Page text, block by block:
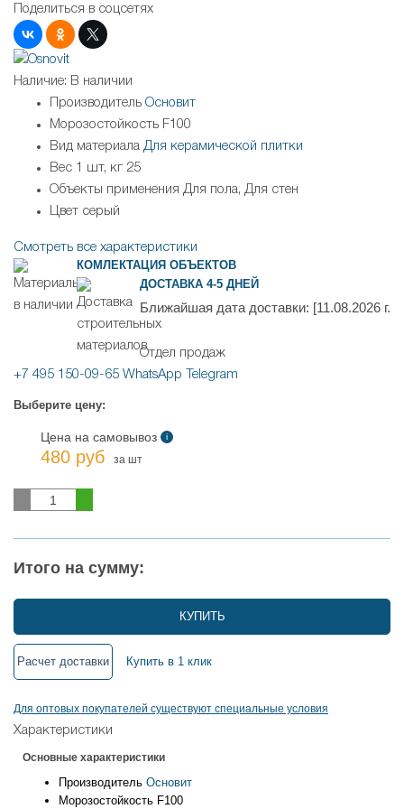
Поделиться в соцсетях
Наличие: В наличии
Производитель Основит
Морозостойкость F100
Вид материала Для керамической плитки
Вес 1 шт, кг 25
Объекты применения Для пола, Для стен
Цвет серый
Смотреть все характеристики
КОМЛЕКТАЦИЯ ОБЪЕКТОВ
ДОСТАВКА 4-5 ДНЕЙ
Ближайшая дата доставки: [11.08.2026 г.
Отдел продаж
+7 495 150-09-65 WhatsApp Telegram
Выберите цену:
Цена на самовывоз i
480 руб за шт
Итого на сумму:
КУПИТЬ
Расчет доставки Купить в 1 клик
Для оптовых покупателей существуют специальные условия
Характеристики
Основные характеристики
Производитель Основит
Морозостойкость F100